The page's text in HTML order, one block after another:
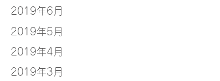
2019年6月
2019年5月
2019年4月
2019年3月